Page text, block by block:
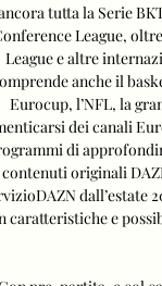
tutta la Serie
League,
League e altre
anche il
Eurocup, l’NFL, la
dei canali
di
contenuti originali
dall’estate
caratteristiche e